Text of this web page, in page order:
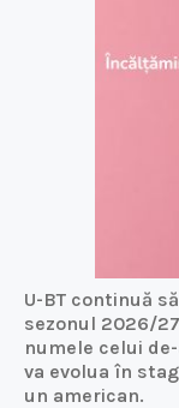
U-BT continuă
sezonul 2026/
numele celui
va evolua în
un american.